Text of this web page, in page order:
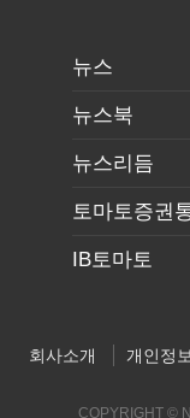
뉴스
뉴스북
뉴스리듬
토마토증권
IB토마토
회사소개 개인정
COPYRIGHT ©